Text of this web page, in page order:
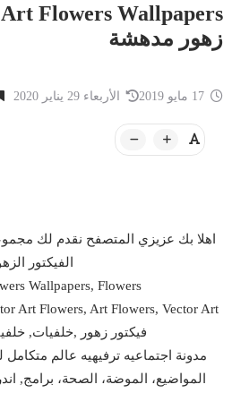
زهور مدهشة
الأربعاء 29 يناير 2020
اهلا بك عزيزي المتصفح نقدم لك
الفيكتور
Wallpapers, Flowers
فيكتور زهور ,خلفيات,
مدونة اجتماعيه ترفيهيه عالم
المواضيع، الموضة، الصحة، برامج,